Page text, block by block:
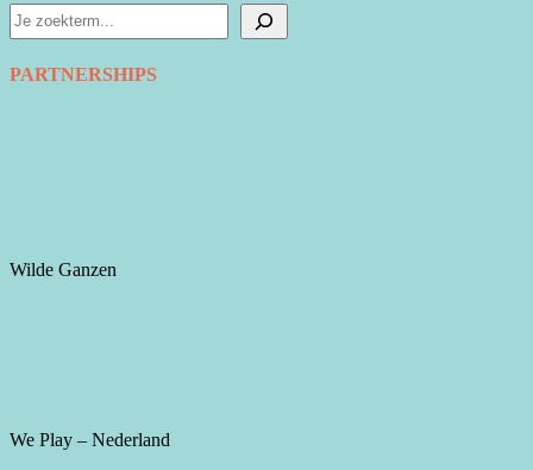
Zoeken
PARTNERSHIPS
Wilde Ganzen
We Play – Nederland